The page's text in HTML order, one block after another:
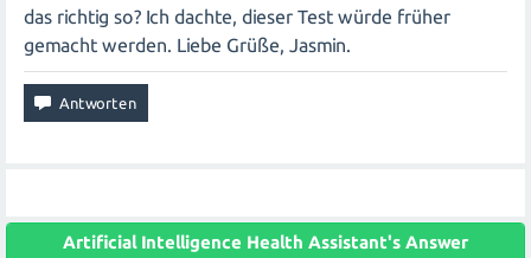
das richtig so? Ich dachte, dieser Test würde früher
gemacht werden. Liebe Grüße, Jasmin.
Artificial Intelligence Health Assistant's Answer